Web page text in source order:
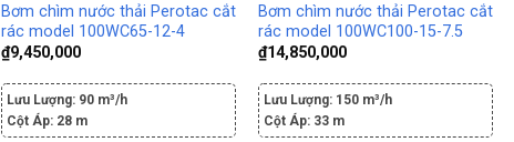
Bơm chìm nước thải Perotac cắt
rác model 100WC65-12-4
₫9,450,000
Lưu Lượng: 90 m³/h
Cột Áp: 28 m
Bơm chìm nước thải Perotac cắt
rác model 100WC100-15-7.5
₫14,850,000
Lưu Lượng: 150 m³/h
Cột Áp: 33 m